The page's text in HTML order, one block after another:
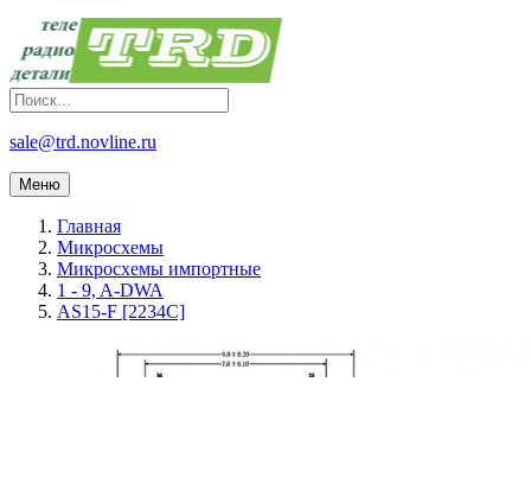
sale@trd.novline.ru
Меню
Главная
Микросхемы
Микросхемы импортные
1 - 9, A-DWA
AS15-F [2234C]